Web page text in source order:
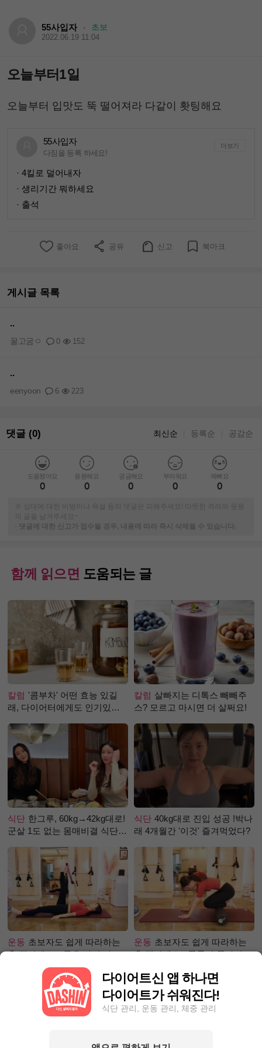
55사입자 · 초보
2022.06.19 11:04
오늘부터1일
오늘부터 입맛도 뚝 떨어져라 다같이 홧팅해요
55사입자
다짐을 등록 하세요!
더보기
· 4킬로 덜어내자
· 생리기간 뭐하세요
· 출석
좋아요 공유 신고 북마크
게시글 목록
..
0 152
꿀고굼ㅇ
..
6 223
eenyoon
댓글 (0) 최신순 등록순 공감순
도움됐어요
0
응원해요
0
궁금해요
0
부러워요
0
예뻐요
0
※ 상대에 대한 비방이나 욕설 등의 댓글은 피해주세요! 따뜻한 격려와 응원
의 글을 남겨주세요~
-
댓글에 대한 신고가 접수될 경우, 내용에 따라 즉시 삭제될 수 있습니다.
함께 읽으면 도움되는 글
칼럼 '콤부차' 어떤 효능 있길
래, 다이어터에게도 인기있는
칼럼 살빠지는 디톡스 빼빼주
스? 모르고 마시면 더 살쩌요!
식단 한그루, 60kg→42kg대로!
군살 1도 없는 몸매비결 식단
식단 40kg대로 진입 성공 !박나
래 4개월간 '이것' 즐겨먹었다?
운동 초보자도 쉽게 따라하는
홈 필라테스 – 곧은 다리 라인
운동 초보자도 쉽게 따라하는
홈 필라테스 - 폼롤러 종아리 알
다이어트신 앱 하나면
다이어트가 쉬워진다!
식단 관리, 운동 관리, 체중 관리